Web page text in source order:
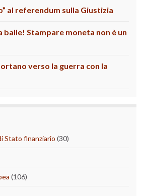
al referendum sulla Giustizia
Stampare moneta non è un
verso la guerra con la
Stato finanziario (30)
(106)